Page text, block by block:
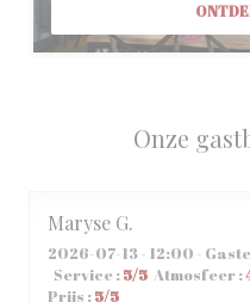
Onze
Maryse G
2026-07-13- 12:00 -
Service :5/5 Atmosfeer:
Prijs :5/5